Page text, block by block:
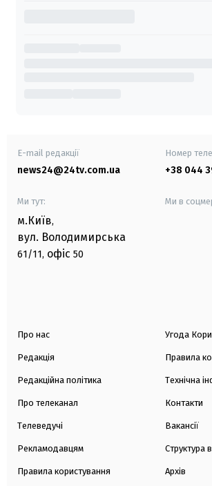
E-mail редакції
news24@24tv.com.ua
Номер
+38 044
Ми тут:
м.Київ,
вул. Володимирська
61/11, офіс 50
Ми в
Про нас
Редакція
Редакційна політика
Про телеканал
Телеведучі
Рекламодавцям
Правила користування
Угода
Правила
Технічна
Контакти
Вакансії
Структура
Архів